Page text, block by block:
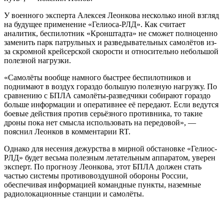
У военного эксперта Алексея Леонкова несколько иной взгляд
на будущее применение «Гелиоса-РЛД». Как считает
аналитик, беспилотник «Кронштадта» не сможет полноценно
заменить парк патрульных и разведывательных самолётов из-
за скромной крейсерской скорости и относительно небольшой
полезной нагрузки.
«Самолёты вообще намного быстрее беспилотников и
поднимают в воздух гораздо большую полезную нагрузку. По
сравнению с БПЛА самолёты-разведчики собирают гораздо
больше информации и оперативнее её передают. Если ведутся
боевые действия против серьёзного противника, то такие
дроны пока нет смысла использовать на передовой», —
пояснил Леонков в комментарии RT.
Однако для несения дежурства в мирной обстановке «Гелиос-
РЛД» будет весьма полезным летательным аппаратом, уверен
эксперт. По прогнозу Леонкова, этот БПЛА должен стать
частью системы противовоздушной обороны России,
обеспечивая информацией командные пункты, наземные
радиолокационные станции и самолёты.